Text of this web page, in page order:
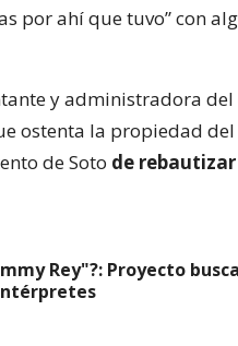
por ahí que tuvo” con
y administradora
ostenta la propiedad
de Soto de
Rey"?: Proyecto